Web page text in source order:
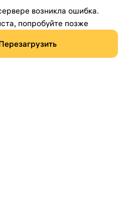
возникла ошибка.
попробуйте позже